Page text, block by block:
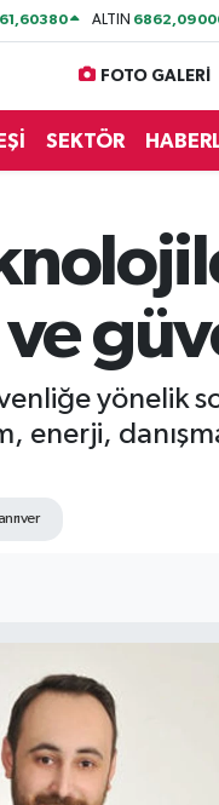
61,60380 ALTIN
FOTO GALERİ
SEKTÖR
ve
yönelik
enerji,